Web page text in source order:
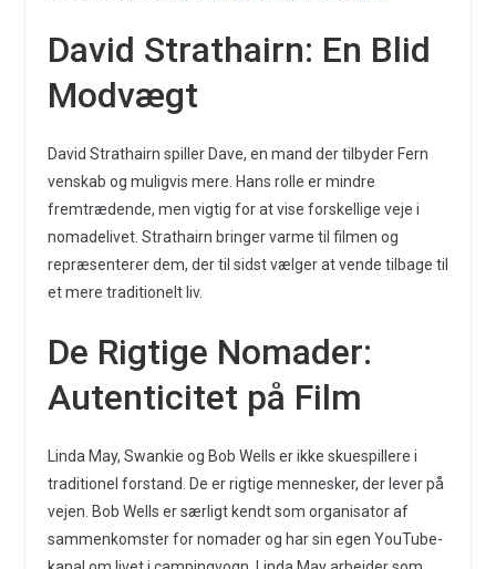
David Strathairn: En Blid
Modvægt
David Strathairn spiller Dave, en mand der tilbyder Fern
venskab og muligvis mere. Hans rolle er mindre
fremtrædende, men vigtig for at vise forskellige veje i
nomadelivet. Strathairn bringer varme til filmen og
repræsenterer dem, der til sidst vælger at vende tilbage til
et mere traditionelt liv.
De Rigtige Nomader:
Autenticitet på Film
Linda May, Swankie og Bob Wells er ikke skuespillere i
traditionel forstand. De er rigtige mennesker, der lever på
vejen. Bob Wells er særligt kendt som organisator af
sammenkomster for nomader og har sin egen YouTube-